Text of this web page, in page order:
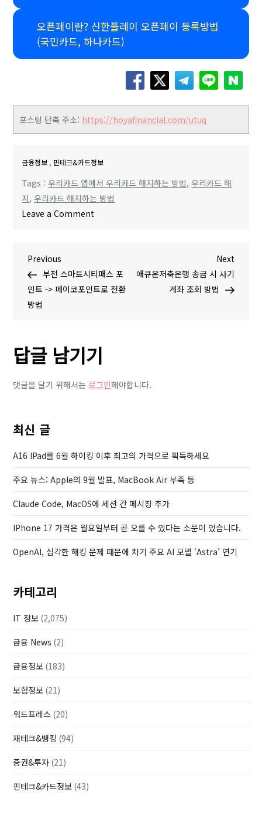
오픈페이란? 신한플레이 오픈페이 등록방법
(국민카드, 하나카드)
포스팅 단축 주소: https://hoyafinancial.com/utuq
금융정보 ,핀테크&카드정보
Tags :우리카드 앱에서 우리카드 해지하는 방법,우리카드 해
지,우리카드 해지하는 방법
Leave a Comment
카
드
우
리
카
는
법
글
탐
P
r
e
v
u
s
P
t
Previous
부천 스마트시티패스 포
인트 -> 페이코포인트로 전환
방법
N
x
Next
애큐온저축은행 송금 시 사기
계좌 조회 방법
답글 남기기
댓글을 달기 위해서는 로그인해야합니다.
최신 글
A16 IPad를 6월 하이킹 이후 최고의 가격으로 획득하세요
주요 뉴스: Apple의 9월 발표, MacBook Air 부족 등
Claude Code, MacOS에 세션 간 메시징 추가
IPhone 17 가격은 월요일부터 곧 오를 수 있다는 소문이 있습니다.
OpenAI, 심각한 해킹 문제 때문에 차기 주요 AI 모델 ‘Astra’ 연기
카테고리
IT 정보 (2,075)
금융 News (2)
금융정보 (183)
보험정보 (21)
워드프레스 (20)
재테크&뱅킹 (94)
증권&투자 (21)
핀테크&카드정보 (43)